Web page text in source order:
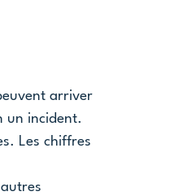
arriver
un incident.
Les chiffres